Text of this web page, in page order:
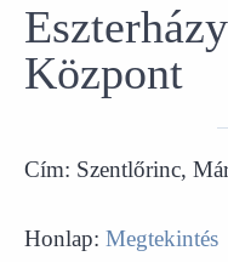
Központ
Cím: Szentlőrinc,
Honlap: Megtekintés